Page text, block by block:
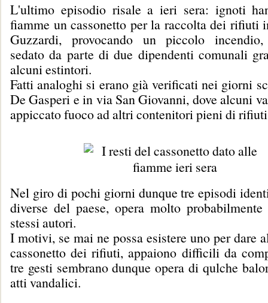
L'ultimo episodio risale a ieri sera: ignoti
fiamme un cassonetto per la raccolta dei rifiuti
Guzzardi, provocando un piccolo incendio,
sedato da parte di due dipendenti comunali
alcuni estintori.
Fatti analoghi si erano già verificati nei giorni
De Gasperi e in via San Giovanni, dove alcuni
appiccato fuoco ad altri contenitori pieni di
Nel giro di pochi giorni dunque tre episodi
diverse del paese, opera molto
stessi autori.
I motivi, se mai ne possa esistere uno per dare
cassonetto dei rifiuti, appaiono difficili da
tre gesti sembrano dunque opera di qulche
atti vandalici.